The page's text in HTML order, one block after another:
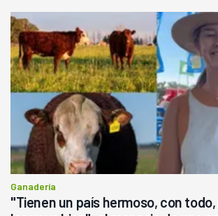
Ganadería
"Tienen un país hermoso, con